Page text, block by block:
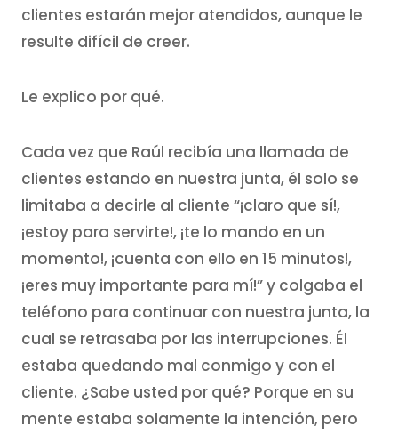
clientes estarán mejor atendidos, aunque le
resulte difícil de creer.
Le explico por qué.
Cada vez que Raúl recibía una llamada de
clientes estando en nuestra junta, él solo se
limitaba a decirle al cliente “¡claro que sí!,
¡estoy para servirte!, ¡te lo mando en un
momento!, ¡cuenta con ello en 15 minutos!,
¡eres muy importante para mí!” y colgaba el
teléfono para continuar con nuestra junta, la
cual se retrasaba por las interrupciones. Él
estaba quedando mal conmigo y con el
cliente. ¿Sabe usted por qué? Porque en su
mente estaba solamente la intención, pero